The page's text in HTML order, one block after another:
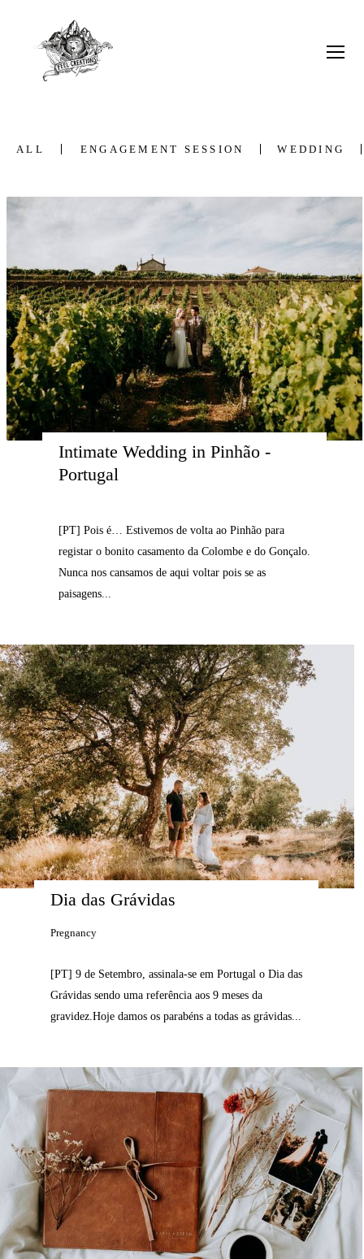
ALL ENGAGEMENT SESSION WEDDING
Intimate Wedding in Pinhão -
Portugal
[PT] Pois é… Estivemos de volta ao Pinhão para
registar o bonito casamento da Colombe e do Gonçalo.
Nunca nos cansamos de aqui voltar pois se as
paisagens...
Dia das Grávidas
Pregnancy
[PT] 9 de Setembro, assinala-se em Portugal o Dia das
Grávidas sendo uma referência aos 9 meses da
gravidez.Hoje damos os parabéns a todas as grávidas...